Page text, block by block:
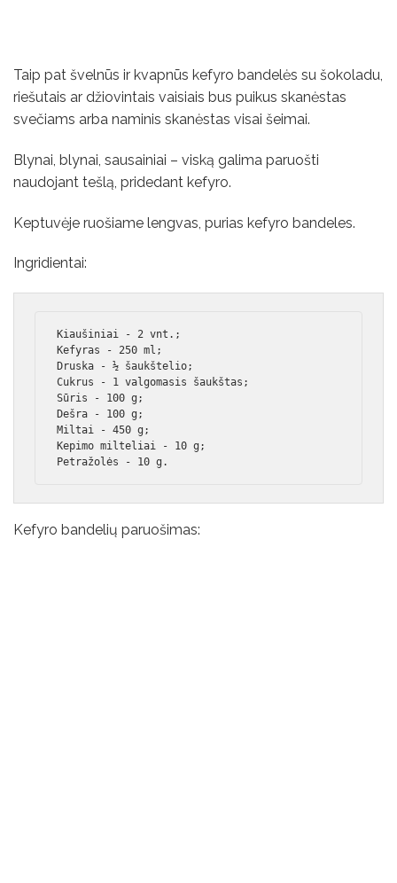
Taip pat švelnūs ir kvapnūs kefyro bandelės su šokoladu,
riešutais ar džiovintais vaisiais bus puikus skanėstas
svečiams arba naminis skanėstas visai šeimai.
Blynai, blynai, sausainiai – viską galima paruošti
naudojant tešlą, pridedant kefyro.
Keptuvėje ruošiame lengvas, purias kefyro bandeles.
Ingridientai:
Kiaušiniai - 2 vnt.;
Kefyras - 250 ml;
Druska - ½ šaukštelio;
Cukrus - 1 valgomasis šaukštas;
Sūris - 100 g;
Dešra - 100 g;
Miltai - 450 g;
Kepimo milteliai - 10 g;
Petražolės - 10 g.
Kefyro bandelių paruošimas: